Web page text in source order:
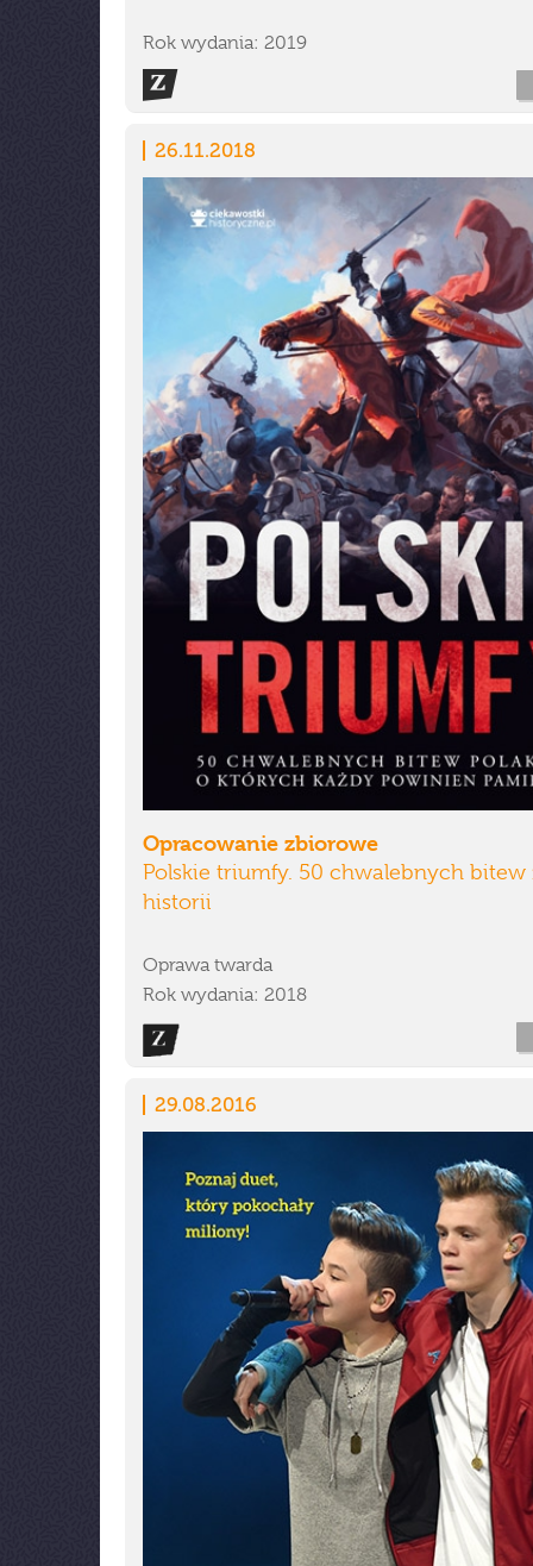
Rok wydania: 2019
26.11.2018
Opracowanie zbiorowe
Polskie triumfy. 50 chwalebnych bitew
historii
Oprawa twarda
Rok wydania: 2018
29.08.2016